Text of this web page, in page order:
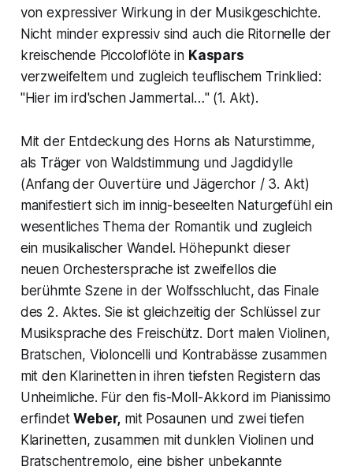
von expressiver Wirkung in der Musikgeschichte.
Nicht minder expressiv sind auch die Ritornelle der
kreischende Piccoloflöte in Kaspars
verzweifeltem und zugleich teuflischem Trinklied:
"Hier im ird'schen Jammertal…" (1. Akt).
Mit der Entdeckung des Horns als Naturstimme,
als Träger von Waldstimmung und Jagdidylle
(Anfang der Ouvertüre und Jägerchor / 3. Akt)
manifestiert sich im innig-beseelten Naturgefühl ein
wesentliches Thema der Romantik und zugleich
ein musikalischer Wandel. Höhepunkt dieser
neuen Orchestersprache ist zweifellos die
berühmte Szene in der Wolfsschlucht, das Finale
des 2. Aktes. Sie ist gleichzeitig der Schlüssel zur
Musiksprache des Freischütz. Dort malen Violinen,
Bratschen, Violoncelli und Kontrabässe zusammen
mit den Klarinetten in ihren tiefsten Registern das
Unheimliche. Für den fis-Moll-Akkord im Pianissimo
erfindetWeber, mit Posaunen und zwei tiefen
Klarinetten, zusammen mit dunklen Violinen und
Bratschentremolo, eine bisher unbekannte